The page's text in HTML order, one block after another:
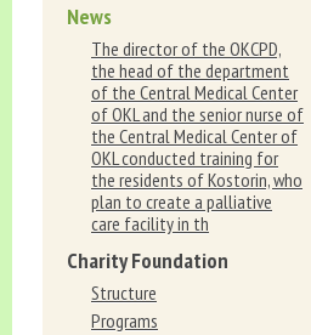
News
The director of the OKCPD,
the head of the department
of the Central Medical Center
of OKL and the senior nurse of
the Central Medical Center of
OKL conducted training for
the residents of Kostorin, who
plan to create a palliative
care facility in th
Charity Foundation
Structure
Programs